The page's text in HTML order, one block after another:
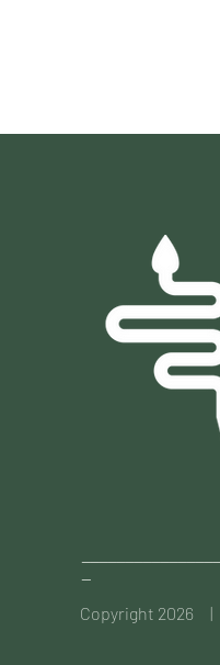
Copyright 2026 |